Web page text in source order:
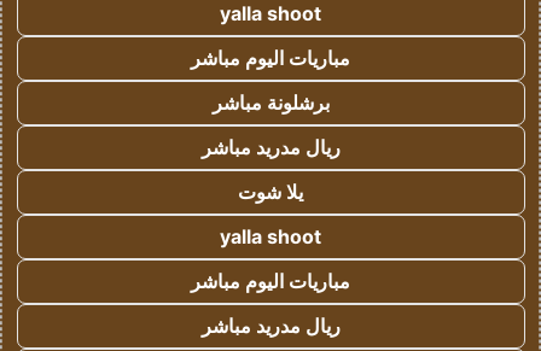
yalla shoot
مباريات اليوم مباشر
برشلونة مباشر
ريال مدريد مباشر
يلا شوت
yalla shoot
مباريات اليوم مباشر
ريال مدريد مباشر